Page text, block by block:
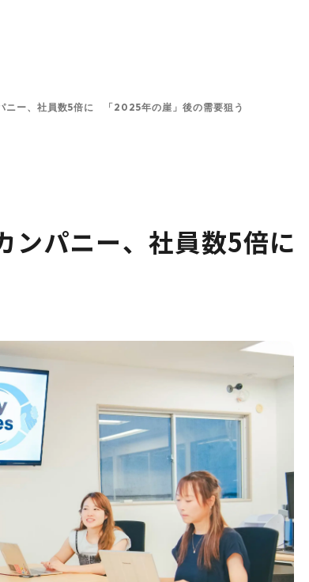
ニー、社員数5倍に 「2025年の崖」後の需要狙う
ンパニー、社員数5倍